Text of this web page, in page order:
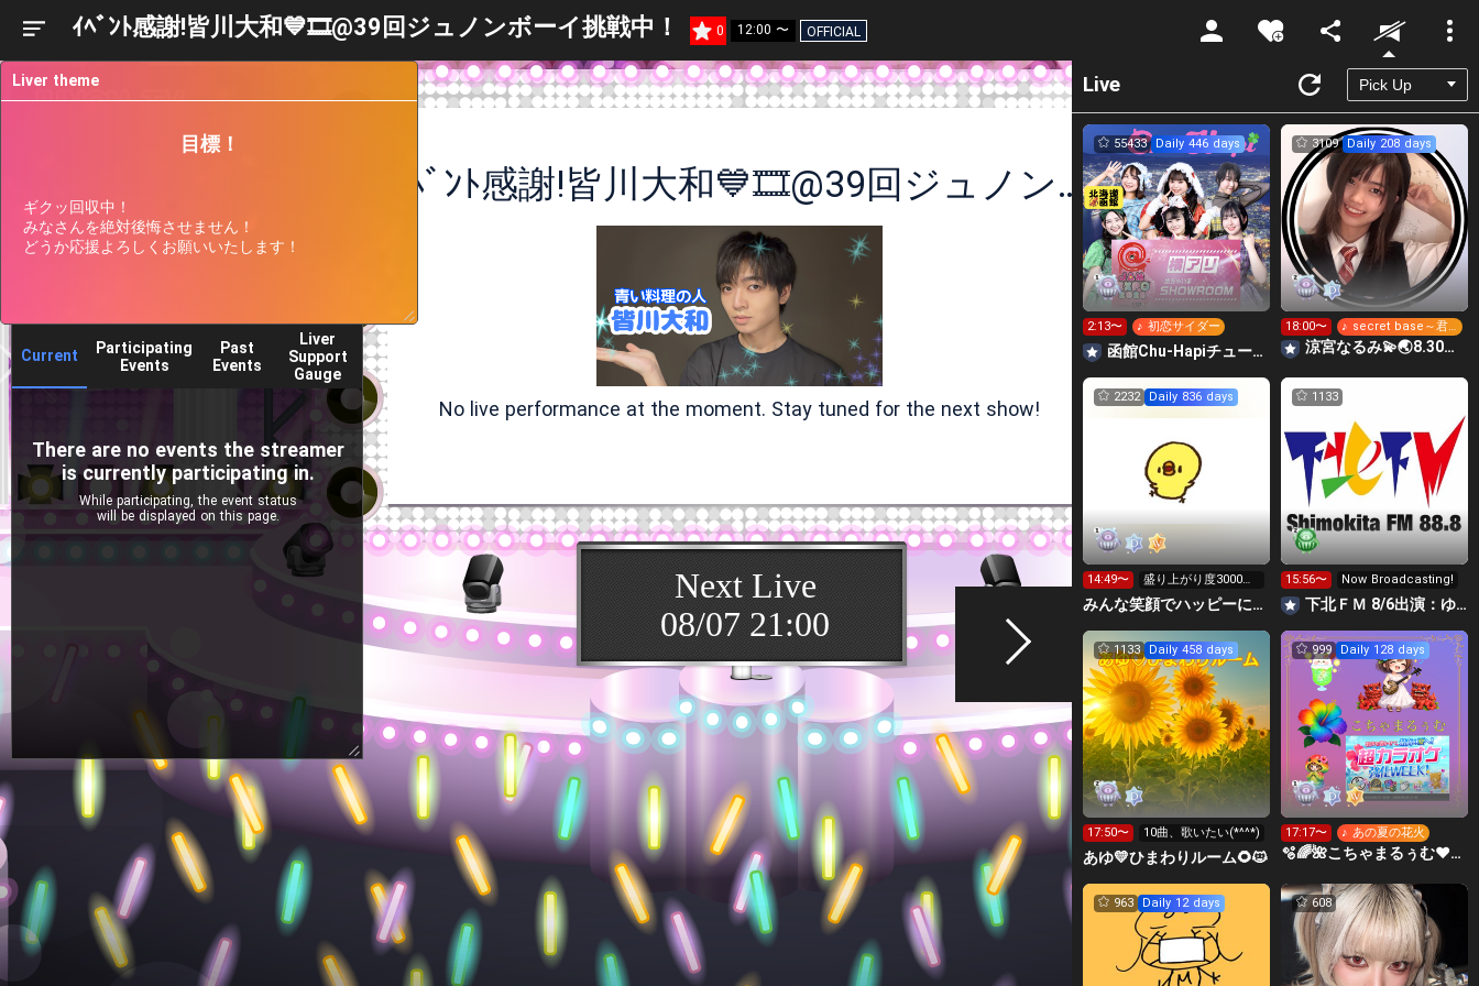
ｲﾍﾞﾝﾄ感謝!皆川大和💙🎞@39回ジュノンボーイ挑戦中！ 0 12:00 〜 OFFICIAL
Unmute
ｲﾍﾞﾝﾄ感謝!皆川大和💙🎞@39回ジュノンボーイ挑戦中！
No live performance at the moment. Stay tuned for the next show!
Current
Participating
Events
Past
Events
Liver
Support
Gauge
There are no events the streamer
is currently participating in.
While participating, the event status
will be displayed on this page.
Liver theme
目標！
ギクッ回収中！
みなさんを絶対後悔させません！
どうか応援よろしくお願いいたします！
Live
55433 Daily 446 days
2:13〜 ♪ 初恋サイダー
函館Chu-Hapiチューハピ🌈
3109 Daily 208 days
18:00〜
♪ secret base～君
がくれたもの～
涼宮なるみ💫🌏8.30動員重要🔥
2232 Daily 836 days
14:49〜
盛り上がり度3000行
くか力尽きるまで٩(>
ω<*
みんな笑顔でハッピーに🐕‍🦺😇はこおＣぃぃｅｅｅルーム.
1133
15:56〜 Now Broadcasting!
下北ＦＭ 8/6出演：ゆめ・みる＆髙村栞里 ほか
1133 Daily 458 days
17:50〜 10曲、歌いたい(*^^*)
あゆ💛ひまわりルーム🌻🐱
999 Daily 128 days
17:17〜 ♪ あの夏の花火
🫧🌈🌺こちゃまるぅむ❤☀️🪕育児中️🪄7周年🫧
963 Daily 12 days 608